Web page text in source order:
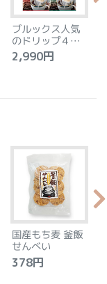
ブルックス人気
のドリップ４種
セット
2,990円
国産もち麦 釜飯
せんべい
378円